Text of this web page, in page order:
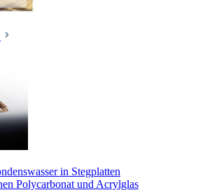
in Stegplatten
Polycarbonat und Acrylglas